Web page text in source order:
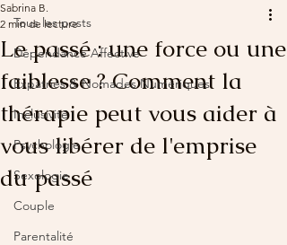
Tous les posts
Dépendance Affective
Expatriés & Nomades Numériques
Inclusivité
Psychologie
Sexologie
Couple
Parentalité
Le passé : une force ou une
faiblesse ? Comment la
thérapie peut vous aider à
vous libérer de l'emprise
du passé
Sabrina B.
2 min de lecture